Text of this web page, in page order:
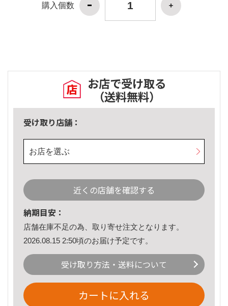
購入個数
お店で受け取る
（送料無料）
受け取り店舗：
お店を選ぶ
近くの店舗を確認する
納期目安：
店舗在庫不足の為、取り寄せ注文となります。
2026.08.15 2:50頃のお届け予定です。
受け取り方法・送料について
カートに入れる